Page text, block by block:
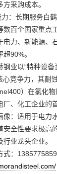
采购成本。
：长期服务白
数百个国家重点
电力、新能源、
90%。
钢业以“特种设
心竞争力，其耐
）在氯化
、化工企业的
：适用于电力
安全性要求极高
业龙头企业。
式：